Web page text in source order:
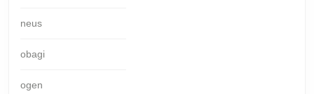
neus
obagi
ogen